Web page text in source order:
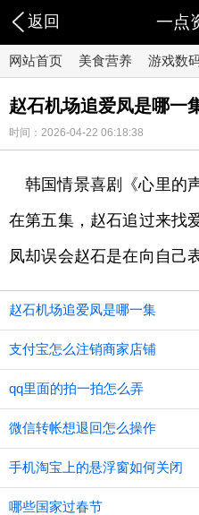
返回 一点
网站首页 美食营养 游戏数
赵石机场追爱凤是哪一
时间：2026-04-22 06:18:38
韩国情景喜剧《心里的
在第五集，赵石追过来找
凤却误会赵石是在向自己
赵石机场追爱凤是哪一集
支付宝怎么注销商家店铺
qq里面的拍一拍怎么弄
微信转帐想退回怎么操作
手机淘宝上的悬浮窗如何关闭
哪些国家过春节